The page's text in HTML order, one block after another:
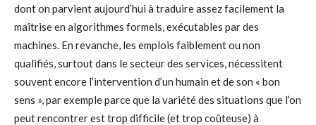
dont on parvient aujourd’hui à traduire assez facilement la
maîtrise en algorithmes formels, exécutables par des
machines. En revanche, les emplois faiblement ou non
qualifiés, surtout dans le secteur des services, nécessitent
souvent encore l’intervention d’un humain et de son « bon
sens », par exemple parce que la variété des situations que l’on
peut rencontrer est trop difficile (et trop coûteuse) à